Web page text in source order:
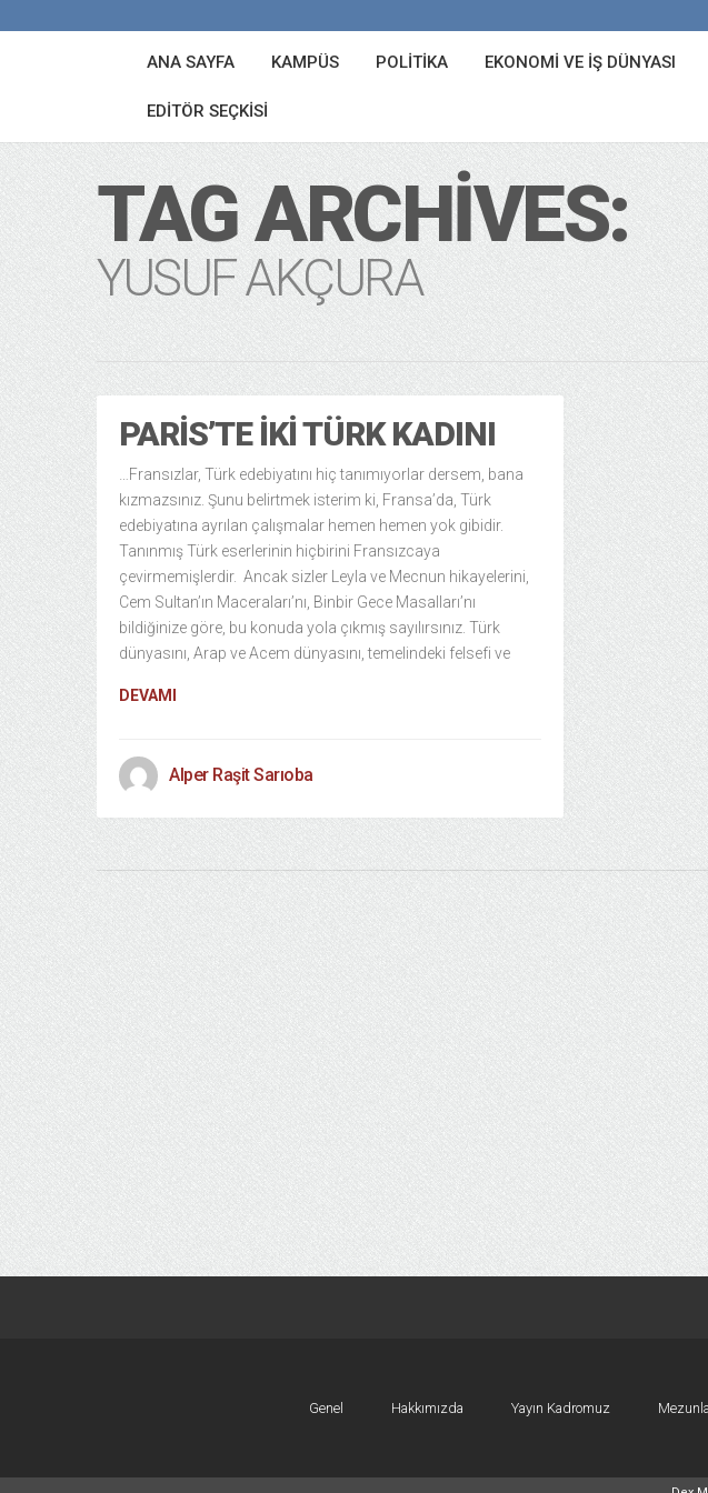
ANA SAYFA KAMPÜS POLITIKA EKONOMI VE İŞ DÜNYASI
EDITÖR SEÇKISI
TAG ARCHIVES:
YUSUF AKÇURA
PARIS’TE İKI TÜRK KADINI
…Fransızlar, Türk edebiyatını hiç tanımıyorlar dersem, bana
kızmazsınız. Şunu belirtmek isterim ki, Fransa’da, Türk
edebiyatına ayrılan çalışmalar hemen hemen yok gibidir.
Tanınmış Türk eserlerinin hiçbirini Fransızcaya
çevirmemişlerdir. Ancak sizler Leyla ve Mecnun hikayelerini,
Cem Sultan’ın Maceraları’nı, Binbir Gece Masalları’nı
bildiğinize göre, bu konuda yola çıkmış sayılırsınız. Türk
dünyasını, Arap ve Acem dünyasını, temelindeki felsefi ve
DEVAMI
Alper Raşit Sarıoba
Genel Hakkımızda Yayın Kadromuz